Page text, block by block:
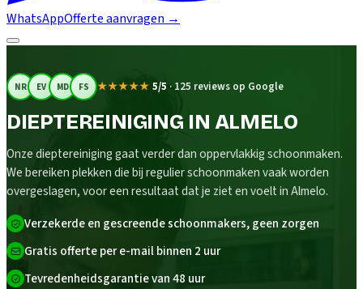
WhatsAppOfferte aanvragen →
NR EV MD FS ★★★★★ 5/5 · 125 reviews op Google
DIEPTEREINIGING IN ALMELO
Onze dieptereiniging gaat verder dan oppervlakkig schoonmaken.
We bereiken plekken die bij regulier schoonmaken vaak worden
overgeslagen, voor een resultaat dat je ziet en voelt in Almelo.
Verzekerde en gescreende schoonmakers, geen zorgen
Gratis offerte per e-mail binnen 2 uur
Tevredenheidsgarantie van 48 uur